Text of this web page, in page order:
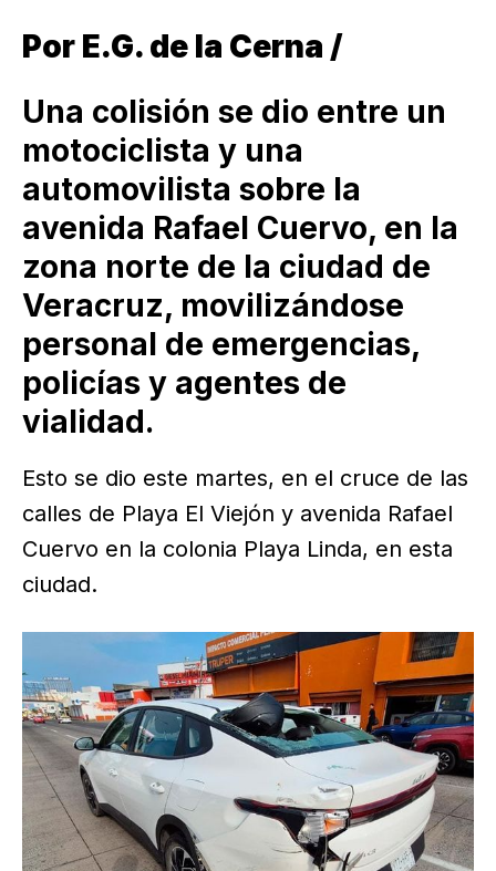
Por E.G. de la Cerna /
Una colisión se dio entre un
motociclista y una
automovilista sobre la
avenida Rafael Cuervo, en la
zona norte de la ciudad de
Veracruz, movilizándose
personal de emergencias,
policías y agentes de
vialidad.
Esto se dio este martes, en el cruce de las
calles de Playa El Viejón y avenida Rafael
Cuervo en la colonia Playa Linda, en esta
ciudad.